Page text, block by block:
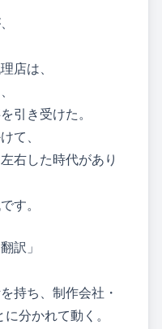
店は、
引き受けた。
て、
右した時代があり
す。
訳」
持ち、制作会社・
分かれて動く。